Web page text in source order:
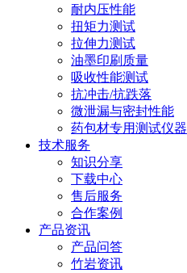
耐内压性能
扭矩力测试
拉伸力测试
油墨印刷质量
吸收性能测试
抗冲击/抗跌落
微泄漏与密封性能
药包材专用测试仪器
技术服务
知识分享
下载中心
售后服务
合作案例
产品资讯
产品问答
竹岩资讯